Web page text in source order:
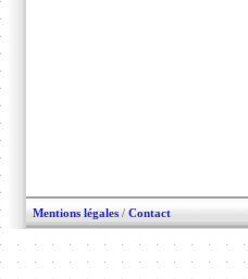
Mentions légales / Contact